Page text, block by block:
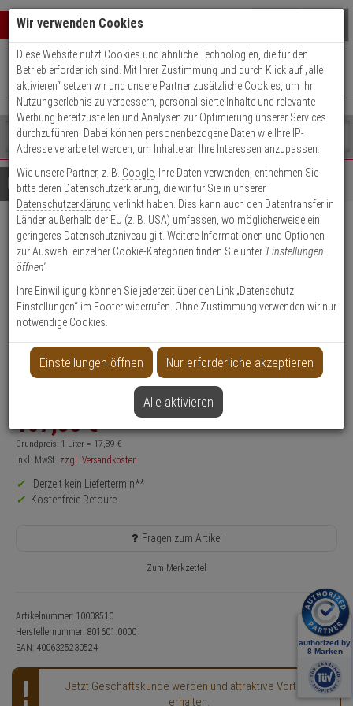
Warenkorb schließen
0 ARTIKEL IM WARENKORB
Ihr Warenkorb ist momentan leer.
Ergebnisse ()
Fertig
Shop
durchsuchen
Bitte
geben
Sie
mindestens
Zeichen
ein,
um
Suche
Es
wurde
noch
Kategorien
Suche
gestartet
+49 (0)821 899 493-0Mo. - Do.: 8:00 - 16:30 | Fr.: 8:00 - 14:00 Uhr
Kontaktservice nutzen
Details Beratung
GLORIA Wasserfeuerlöscher
W 6 EASY
Produktmerkmale
Datenblatt drucken
Hinweis: Der Artikel ist nicht mehr verfügbar, zum Ersatzartikel
107,35 €
Grundpreis: 1 Liter = 17,89 €
inkl. MwSt. zzgl. Versandkosten
Derzeit kein Liefertermin**
Kostenfreie Retoure
Fragen zum Artikel
Zum Merkzettel
Artikelnummer: 10008510
Herstellernummer: 801601.0000
EAN: 4006325230524
Jetzt Geschäftskunde werden und attraktive Vorteile
erhalten.
Wir verwenden Cookies
Diese Website nutzt Cookies und ähnliche Technologien, die für den
Betrieb erforderlich sind. Mit Ihrer Zustimmung und durch Klick auf „alle
aktivieren“ setzen wir und unsere Partner zusätzliche Cookies, um Ihr
Nutzungserlebnis zu verbessern, personalisierte Inhalte und relevante
Werbung bereitzustellen und Analysen zur Optimierung unserer Services
durchzuführen. Dabei können personenbezogene Daten wie Ihre IP-
Adresse verarbeitet werden, um Inhalte an Ihre Interessen anzupassen.
Wie unsere Partner, z. B. Google , Ihre Daten verwenden, entnehmen Sie
bitte deren Datenschutzerklärung, die wir für Sie in unserer
Datenschutzerklärung verlinkt haben. Dies kann auch den Datentransfer in
Länder außerhalb der EU (z. B. USA) umfassen, wo möglicherweise ein
geringeres Datenschutzniveau gilt. Weitere Informationen und Optionen
zur Auswahl einzelner Cookie-Kategorien finden Sie unter 'Einstellungen
öffnen'.
Ihre Einwilligung können Sie jederzeit über den Link „Datenschutz
Einstellungen“ im Footer widerrufen. Ohne Zustimmung verwenden wir nur
notwendige Cookies.
Einstellungen öffnen Nur erforderliche akzeptieren
Alle aktivieren